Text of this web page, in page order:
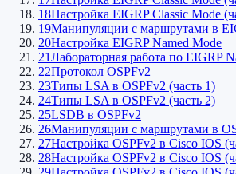
18Настройка EIGRP Classic Mode
19Манипуляции с маршрутами в
20Настройка EIGRP Named Mode
21Лабораторная работа по EIGRP
22Протокол OSPFv2
23Типы LSA в OSPFv2 (часть 1)
24Типы LSA в OSPFv2 (часть 2)
25LSDB в OSPFv2
26Манипуляции с маршрутами в
27Настройка OSPFv2 в Cisco IOS
28Настройка OSPFv2 в Cisco IOS